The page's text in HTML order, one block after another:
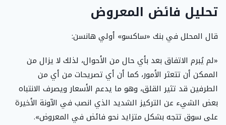
تحليل فائض المعروض
قال المحلل في بنك «ساكسو» أولي هانسن:
«لم يُبرم الاتفاق بعد بأي حال من الأحوال، لذلك لا يزال من
الممكن أن تتعثر الأمور، كما أن أي تصريحات من أي من
الطرفين قد تثير القلق، وهو ما يدعم الأسعار ويصرف الانتباه
بعض الشيء عن التركيز الشديد الذي انصب في الآونة الأخيرة
على سوق تتجه بشكل متزايد نحو فائض في المعروض».